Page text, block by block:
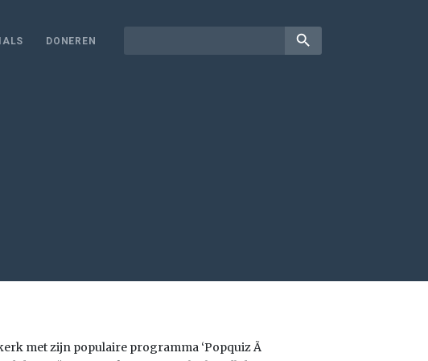
DONEREN search
met zijn populaire programma ‘Popquiz Ã